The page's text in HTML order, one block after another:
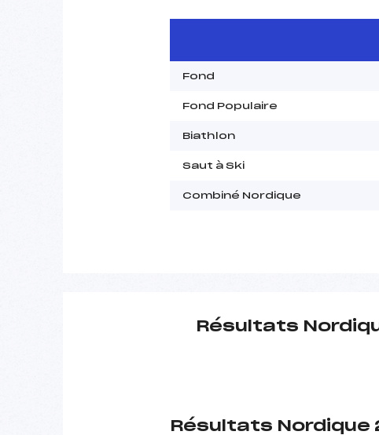
Fond
Fond Populaire
Biathlon
Saut à Ski
Combiné Nordique
Résultats
Résultats Nordique